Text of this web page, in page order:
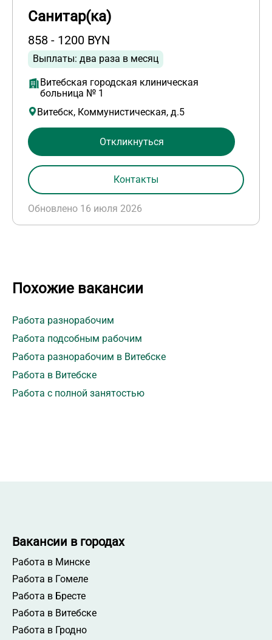
Санитар(ка)
858 - 1200 BYN
Выплаты: два раза в месяц
Витебская городская клиническая
больница № 1
Витебск, Коммунистическая, д.5
Обновлено 16 июля 2026
Откликнуться
Контакты
Похожие вакансии
Работа разнорабочим
Работа подсобным рабочим
Работа разнорабочим в Витебске
Работа в Витебске
Работа с полной занятостью
Вакансии в городах
Работа в Минске
Работа в Гомеле
Работа в Бресте
Работа в Витебске
Работа в Гродно